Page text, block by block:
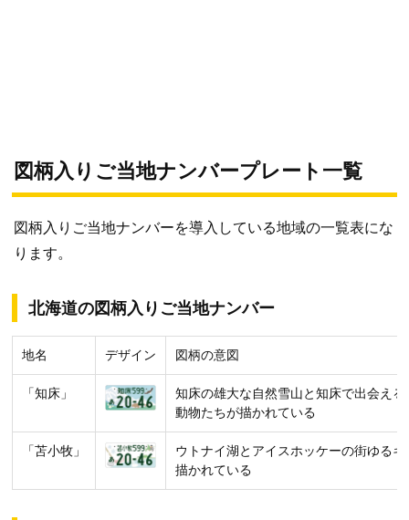
図柄入りご当地ナンバープレート一覧
図柄入りご当地ナンバーを導入している地域の一覧表にな
ります。
北海道の図柄入りご当地ナンバー
地名 デザイン 図柄の意図
「知床」
知床の雄大な自然雪山と知床で出会える
動物たちが描かれている
「苫小牧」
ウトナイ湖とアイスホッケーの街ゆる
描かれている